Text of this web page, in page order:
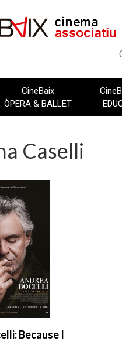
CineBaix
ÒPERA & BALLET
Caselli
Because I